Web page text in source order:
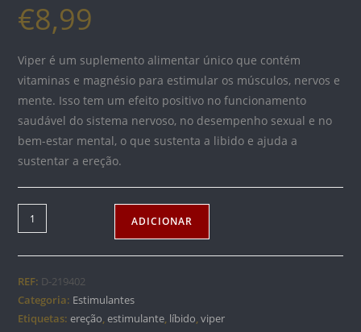
€8,99
Viper é um suplemento alimentar único que contém
vitaminas e magnésio para estimular os músculos, nervos e
mente. Isso tem um efeito positivo no funcionamento
saudável do sistema nervoso, no desempenho sexual e no
bem-estar mental, o que sustenta a libido e ajuda a
sustentar a ereção.
Quantidade
de
VIPER
MEN
4
ADICIONAR
REF: D-219402
Categoria: Estimulantes
Etiquetas:ereção,estimulante, líbido,viper